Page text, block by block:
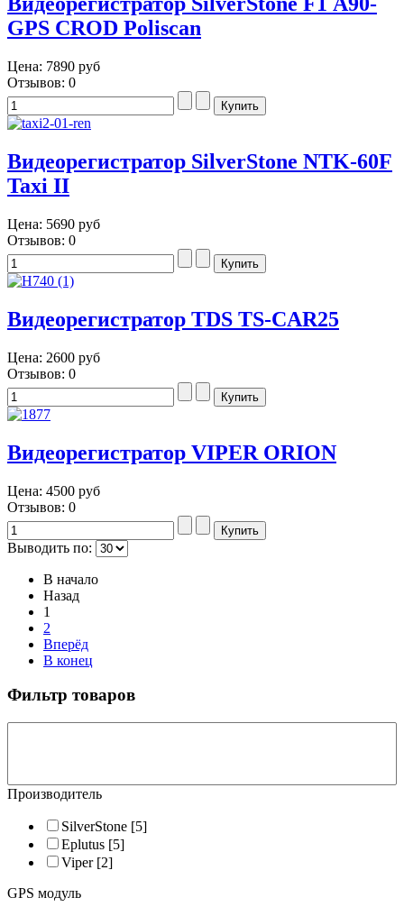
GPS CROD Poliscan
Цена: 7890 руб
Отзывов: 0
Видеорегистратор SilverStone NTK-60F
Taxi II
Цена: 5690 руб
Отзывов: 0
Видеорегистратор TDS TS-CAR25
Цена: 2600 руб
Отзывов: 0
Видеорегистратор VIPER ORION
Цена: 4500 руб
Отзывов: 0
Выводить по:
В начало
Назад
1
2
Вперёд
В конец
Фильтр товаров
Производитель
SilverStone [5]
Eplutus [5]
Viper[2]
GPS модуль